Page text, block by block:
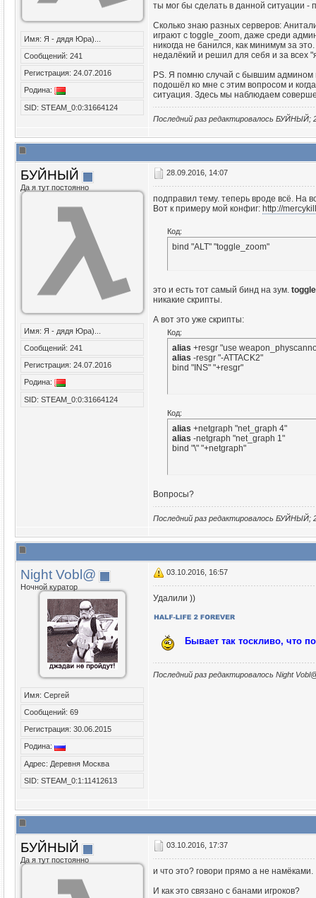
Имя: Я - дядя Юра)...
Сообщений: 241
Регистрация: 24.07.2016
Родина:
SID: STEAM_0:0:31664124
ты мог бы сделать в данной ситуации -
Сколько знаю разных серверов:
играют с toggle_zoom, даже среди
никогда не банился, как минимум за
недалёкий и решил для себя и за всех
PS. Я помню случай с бывшим админом
подошёл ко мне с этим вопросом и
ситуация. Здесь мы наблюдаем
Последний раз редактировалось БУЙНЫЙ;
БУЙНЫЙ
Да я тут постоянно
Имя: Я - дядя Юра)...
Сообщений: 241
Регистрация: 24.07.2016
Родина:
SID: STEAM_0:0:31664124
28.09.2016, 14:07
подправил тему. теперь вроде всё. На
Вот к примеру мой конфиг: http://
Код:
bind "ALT" "toggle_zoom"
это и есть тот самый бинд на зум.
никакие скрипты.
А вот это уже скрипты:
Код:
alias
alias -resgr "-ATTACK2"
bind "INS" "+resgr"
Код:
alias
alias -netgraph "net_graph 1"
bind "\" "+netgraph"
Вопросы?
Последний раз редактировалось БУЙНЫЙ;
Night Vobl@
Ночной куратор
Имя: Сергей
Сообщений: 69
Регистрация: 30.06.2015
Родина:
Адрес: Деревня Москва
SID: STEAM_0:1:11412613
03.10.2016, 16:57
Удалили ))
Бывает так тоскливо, что
Последний раз редактировалось Night
БУЙНЫЙ
Да я тут постоянно
03.10.2016, 17:37
и что это? говори прямо а не намёками.
И как это связано с банами игроков?